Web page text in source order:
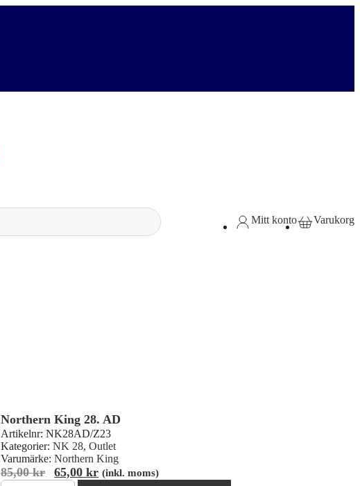
Mitt konto Varukorg
Northern King 28. AD
85,00kr
Det
65,00krDet
(inkl. moms)
Artikelnr:NK28AD/Z23
Kategorier:NK 28,Outlet
Varumärke:Northern King